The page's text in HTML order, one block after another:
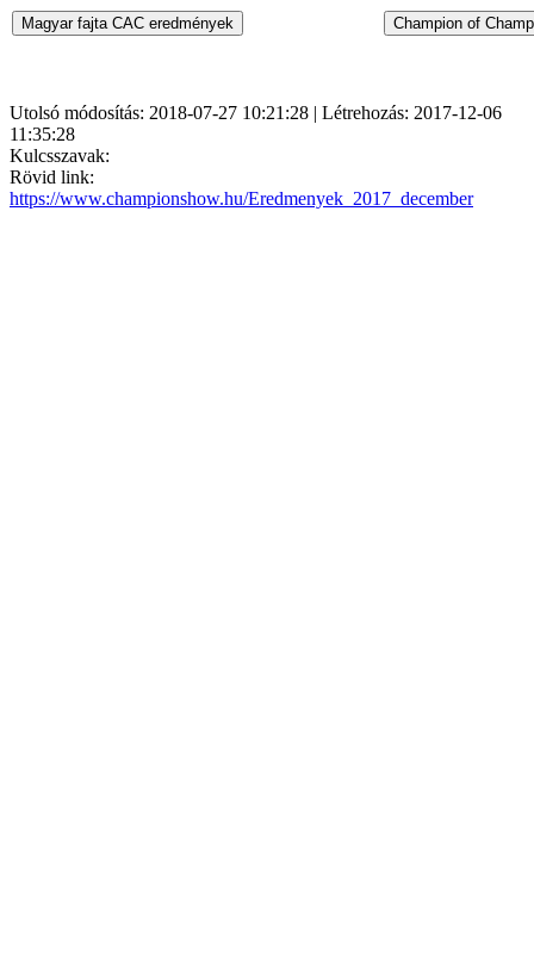
Utolsó módosítás: 2018-07-27 10:21:28 | Létrehozás: 2017-12-06
11:35:28
Kulcsszavak:
Rövid link:
https://www.championshow.hu/Eredmenyek_2017_december